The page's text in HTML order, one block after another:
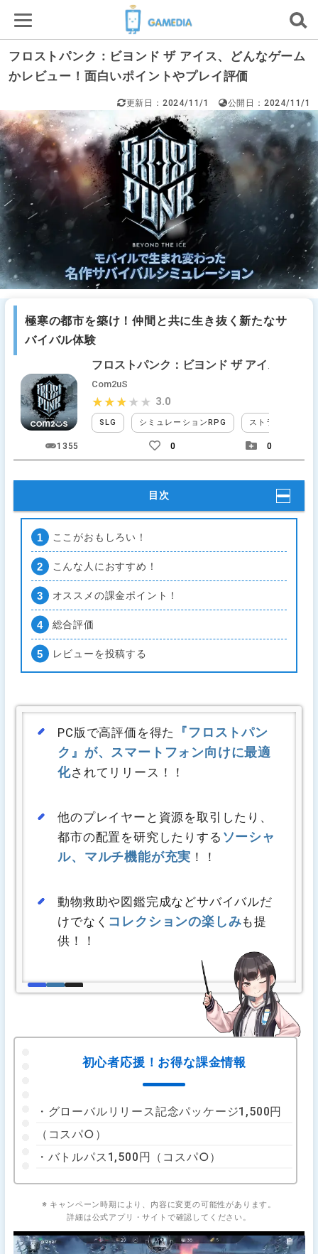
フロストパンク：ビヨンド ザ アイス、どんなゲーム
かレビュー！面白いポイントやプレイ評価
更新日：2024/11/1 公開日：2024/11/1
極寒の都市を築け！仲間と共に生き抜く新たなサ
バイバル体験
フロストパンク：ビヨンド ザ アイス
Com2uS
SLG シミュレーションRPG ストラテジー
★★★★★
★★★★★ 3.0
1355 0 0
目次
ここがおもしろい！
こんな人におすすめ！
オススメの課金ポイント！
総合評価
レビューを投稿する
PC版で高評価を得た
『フロストパン
ク』が、スマートフォン向けに最適
化されてリリース！！
他のプレイヤーと資源を取引したり、
都市の配置を研究したりする ソーシャ
ル、マルチ機能が充実 ！！
動物救助や図鑑完成などサバイバルだ
けでなく コレクションの楽しみも提
供！！
初心者応援！お得な課金情報
・グローバルリリース記念パッケージ1,500円
（コスパ○）
・バトルパス1,500円（コスパ○）
※ キャンペーン時期により、内容に変更の可能性があります。
詳細は公式アプリ・サイトで確認してください。